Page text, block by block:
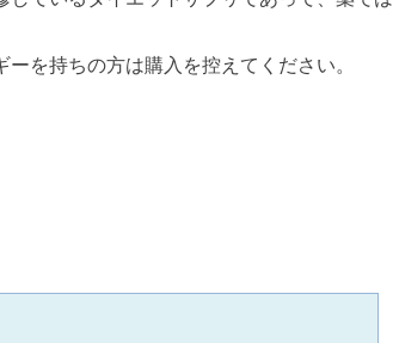
を持ちの方は購入を控えてください。